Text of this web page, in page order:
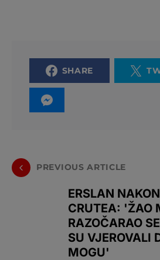
SHARE
PREVIOUS ARTICLE
ERSLAN
CRUTEA: 'ŽAO
RAZOČARAO
SU VJEROVALI
MOGU'